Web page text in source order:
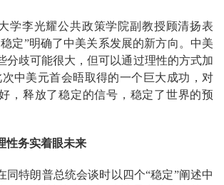
学李光耀公共政策学院副教授顾清扬表
定”明确了中美关系发展的新方向。中美
分歧可能很大，但可以通过理性的方式加
次中美元首会晤取得的一个巨大成功，对
，释放了稳定的信号，稳定了世界的预
性务实着眼未来
同特朗普总统会谈时以四个“稳定”阐述中